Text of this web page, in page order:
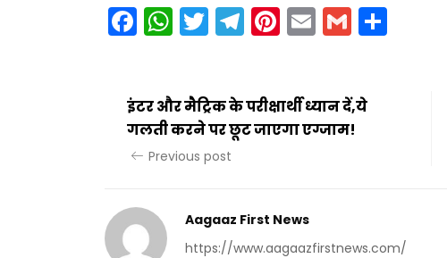
Facebook
WhatsApp
Twitter
Telegram
Pinterest
EmailGmail
इंटर और मैट्रिक के परीक्षार्थी ध्यान दें,ये
गलती करने पर छूट जाएगा एग्जाम!
Previous post
Aagaaz First News
https://www.aagaazfirstnews.com/